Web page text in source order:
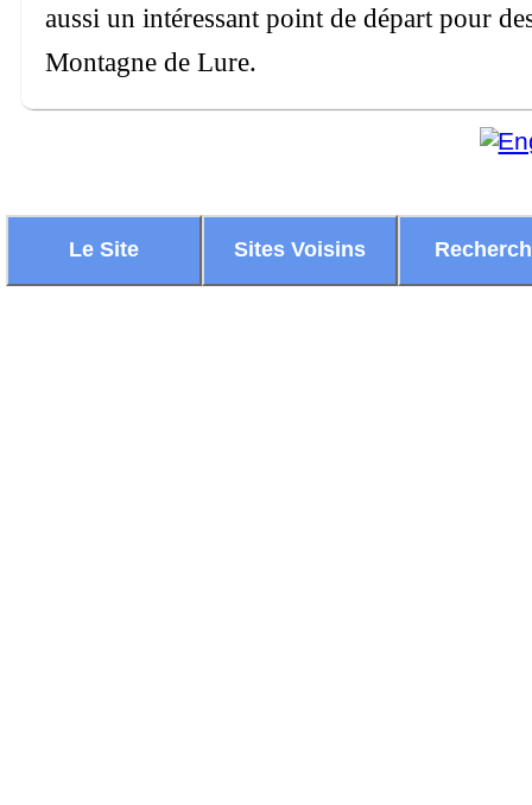
aussi un intéressant point de départ pour
Montagne de Lure.
Le Site Sites Voisins